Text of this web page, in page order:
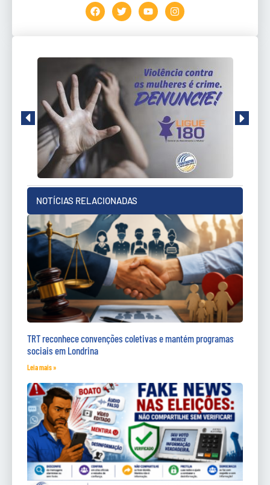
NOTÍCIAS RELACIONADAS
TRT reconhece convenções coletivas e mantém programas
sociais em Londrina
Leia mais »